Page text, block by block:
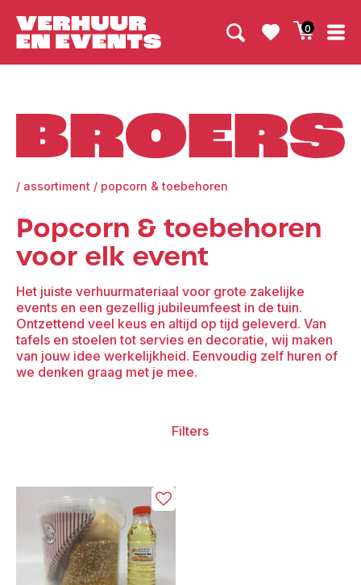
0
/ assortiment / popcorn & toebehoren
Popcorn & toebehoren
voor elk event
Het juiste verhuurmateriaal voor grote zakelijke
events en een gezellig jubileumfeest in de tuin.
Ontzettend veel keus en altijd op tijd geleverd. Van
tafels en stoelen tot servies en decoratie, wij maken
van jouw idee werkelijkheid. Eenvoudig zelf huren of
we denken graag met je mee.
Filters